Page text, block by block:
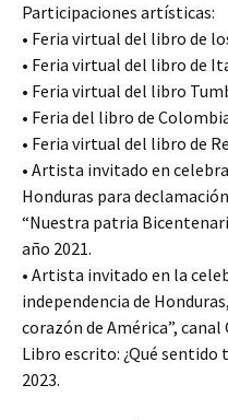
Participaciones artísticas:
• Feria virtual del libro de
• Feria virtual del libro de
• Feria virtual del libro
• Feria del libro de
• Feria virtual del libro de
• Artista invitado en
Honduras para
“Nuestra patria
año 2021.
• Artista invitado en la
independencia de
corazón de América”, canal
Libro escrito: ¿Qué sentido
2023.